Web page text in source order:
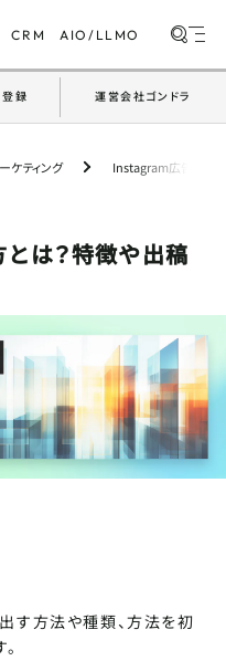
CRM AIO/LLMO
録 運営会社ゴンドラ
ケティング Instagram広告の出
は？特徴や出稿
す方法や種類、方法を初
ジ×チャットボットで挑む
計測までを公開
とは？ゴンドラ流『関係構築
会社だから「成果のために作れ
で挑んだ画像ジェネレータ
便利な機能一覧！目からウ
術